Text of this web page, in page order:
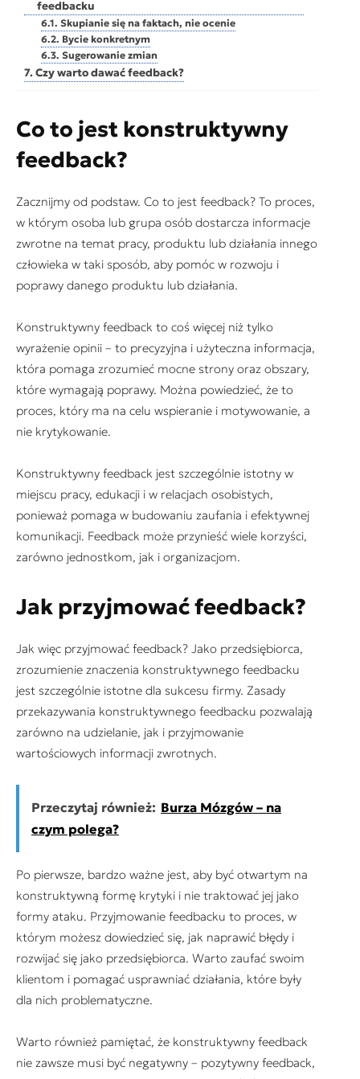
feedbacku
Skupianie się na faktach, nie ocenie
Bycie konkretnym
Sugerowanie zmian
Czy warto dawać feedback?
Co to jest konstruktywny
feedback?
Zacznijmy od podstaw. Co to jest feedback? To proces,
w którym osoba lub grupa osób dostarcza informacje
zwrotne na temat pracy, produktu lub działania innego
człowieka w taki sposób, aby pomóc w rozwoju i
poprawy danego produktu lub działania.
Konstruktywny feedback to coś więcej niż tylko
wyrażenie opinii – to precyzyjna i użyteczna informacja,
która pomaga zrozumieć mocne strony oraz obszary,
które wymagają poprawy. Można powiedzieć, że to
proces, który ma na celu wspieranie i motywowanie, a
nie krytykowanie.
Konstruktywny feedback jest szczególnie istotny w
miejscu pracy, edukacji i w relacjach osobistych,
ponieważ pomaga w budowaniu zaufania i efektywnej
komunikacji. Feedback może przynieść wiele korzyści,
zarówno jednostkom, jak i organizacjom.
Jak przyjmować feedback?
Jak więc przyjmować feedback? Jako przedsiębiorca,
zrozumienie znaczenia konstruktywnego feedbacku
jest szczególnie istotne dla sukcesu firmy. Zasady
przekazywania konstruktywnego feedbacku pozwalają
zarówno na udzielanie, jak i przyjmowanie
wartościowych informacji zwrotnych.
Przeczytaj również: Burza Mózgów – na
czym polega?
Po pierwsze, bardzo ważne jest, aby być otwartym na
konstruktywną formę krytyki i nie traktować jej jako
formy ataku. Przyjmowanie feedbacku to proces, w
którym możesz dowiedzieć się, jak naprawić błędy i
rozwijać się jako przedsiębiorca. Warto zaufać swoim
klientom i pomagać usprawniać działania, które były
dla nich problematyczne.
Warto również pamiętać, że konstruktywny feedback
nie zawsze musi być negatywny – pozytywny feedback,